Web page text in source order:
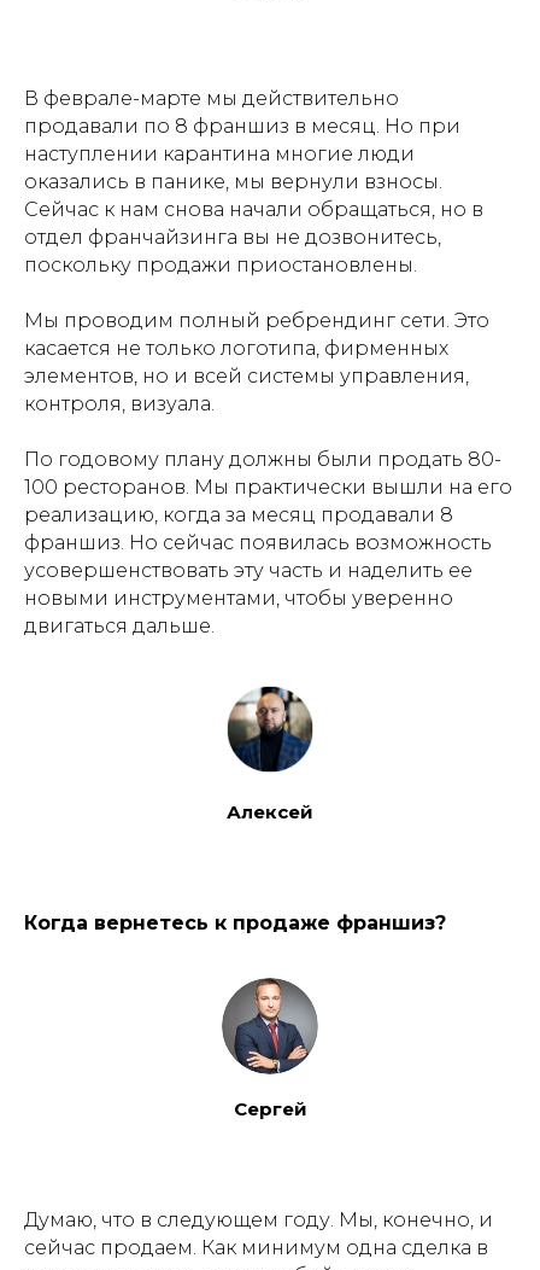
В феврале-марте мы действительно
продавали по 8 франшиз в месяц. Но при
наступлении карантина многие люди
оказались в панике, мы вернули взносы.
Сейчас к нам снова начали обращаться, но в
отдел франчайзинга вы не дозвонитесь,
поскольку продажи приостановлены.
Мы проводим полный ребрендинг сети. Это
касается не только логотипа, фирменных
элементов, но и всей системы управления,
контроля, визуала.
По годовому плану должны были продать 80-
100 ресторанов. Мы практически вышли на его
реализацию, когда за месяц продавали 8
франшиз. Но сейчас появилась возможность
усовершенствовать эту часть и наделить ее
новыми инструментами, чтобы уверенно
двигаться дальше.
Алексей
Когда вернетесь к продаже франшиз?
Сергей
Думаю, что в следующем году. Мы, конечно, и
сейчас продаем. Как минимум одна сделка в